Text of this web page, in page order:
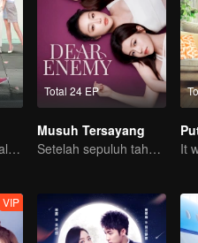
Presiden Wanita Galak Menggoda Anak Muda Sombong
Total 24 EP
Musuh Tersayang
Setelah sepuluh tahun, sahabat sejoli ini bertemu kembali..
VIP